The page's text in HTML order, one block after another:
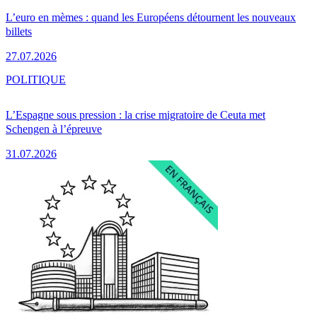
L’euro en mèmes : quand les Européens détournent les nouveaux
billets
27.07.2026
L’Espagne sous pression : la crise migratoire de Ceuta met
Schengen à l’épreuve
31.07.2026
POLITIQUE